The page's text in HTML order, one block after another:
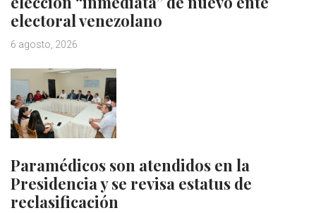
electoral venezolano
6 agosto, 2026
Paramédicos son atendidos en la
Presidencia y se revisa estatus de
reclasificación